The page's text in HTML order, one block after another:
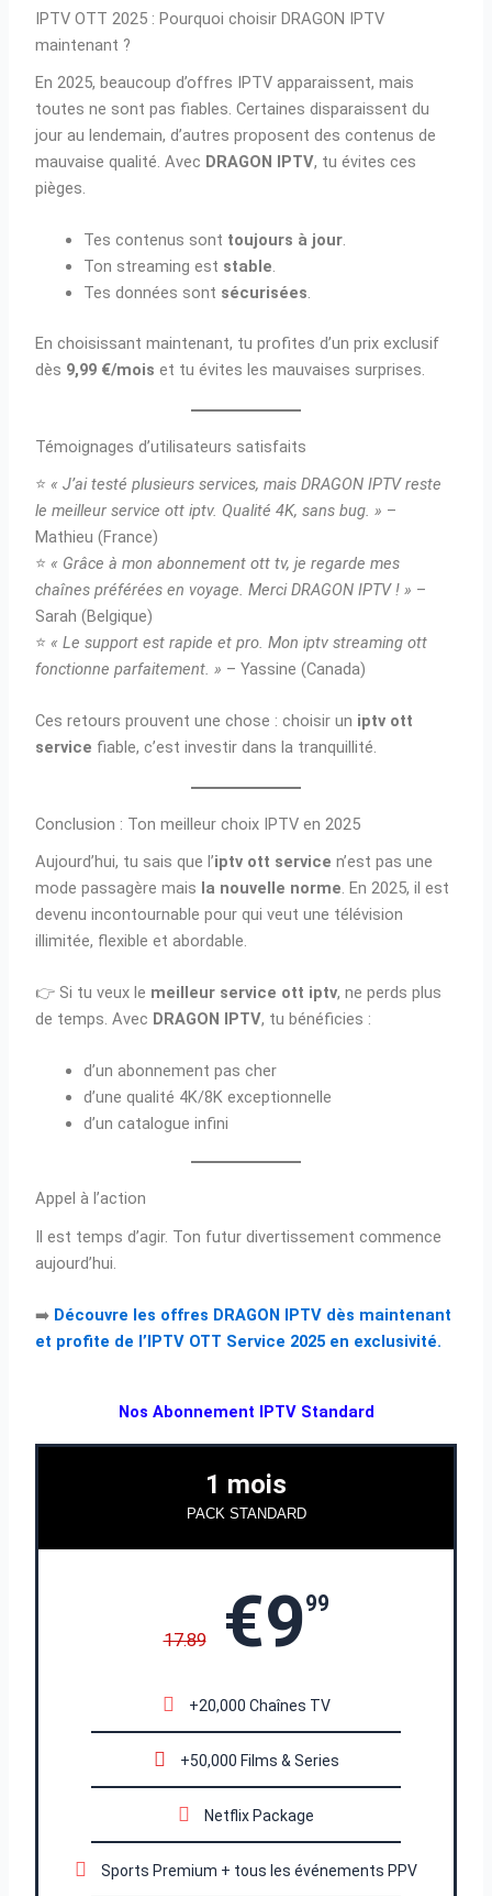
IPTV OTT 2025 : Pourquoi choisir DRAGON IPTV
maintenant ?
En 2025, beaucoup d’offres IPTV apparaissent, mais
toutes ne sont pas fiables. Certaines disparaissent du
jour au lendemain, d’autres proposent des contenus de
mauvaise qualité. Avec DRAGON IPTV, tu évites ces
pièges.
Tes contenus sont toujours à jour.
Ton streaming est stable.
Tes données sont sécurisées.
En choisissant maintenant, tu profites d’un prix exclusif
dès 9,99 €/mois et tu évites les mauvaises surprises.
Témoignages d’utilisateurs satisfaits
⭐ « J’ai testé plusieurs services, mais DRAGON IPTV reste
le meilleur service ott iptv. Qualité 4K, sans bug. » –
Mathieu (France)
⭐ « Grâce à mon abonnement ott tv, je regarde mes
chaînes préférées en voyage. Merci DRAGON IPTV ! » –
Sarah (Belgique)
⭐ « Le support est rapide et pro. Mon iptv streaming ott
fonctionne parfaitement. » – Yassine (Canada)
Ces retours prouvent une chose : choisir un iptv ott
service fiable, c’est investir dans la tranquillité.
Conclusion : Ton meilleur choix IPTV en 2025
Aujourd’hui, tu sais que l’iptv ott service n’est pas une
mode passagère mais la nouvelle norme. En 2025, il est
devenu incontournable pour qui veut une télévision
illimitée, flexible et abordable.
👉 Si tu veux le meilleur service ott iptv, ne perds plus
de temps. Avec DRAGON IPTV, tu bénéficies :
d’un abonnement pas cher
d’une qualité 4K/8K exceptionnelle
d’un catalogue infini
Appel à l’action
Il est temps d’agir. Ton futur divertissement commence
aujourd’hui.
➡️ Découvre les offres DRAGON IPTV dès maintenant
et profite de l’IPTV OTT Service 2025 en exclusivité.
Nos Abonnement IPTV Standard
1 mois
PACK STANDARD
17.89 €999
+20,000 Chaînes TV
+50,000 Films & Series
Netflix Package
Sports Premium + tous les événements PPV